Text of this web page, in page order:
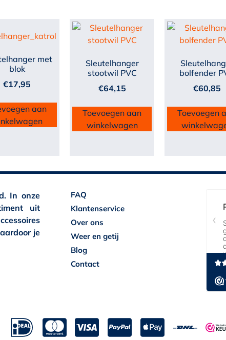
met
blok
€17,95
aan
Sleutelhanger
stootwil PVC
€64,15
Toevoegen aan
winkelwagen
bolfender
€60,85
Toevoegen
In onze
uit
je
FAQ
Klantenservice
Over ons
Weer en getij
Blog
Contact